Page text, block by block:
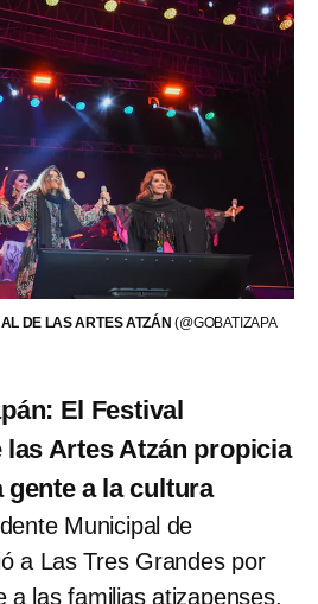
DE LAS ARTES ATZÁN(@GOBATIZAPA
El Festival
las Artes Atzán propicia
gente a la cultura
Municipal de
a Las Tres Grandes por
a las familias atizapenses.